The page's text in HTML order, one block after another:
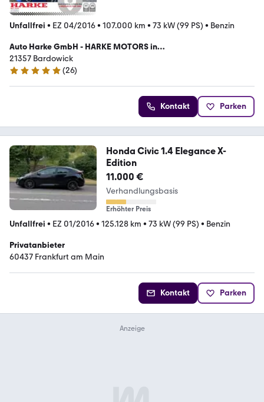
Unfallfrei • EZ 04/2016• 107.000 km • 73 kW (99 PS) • Benzin
Auto Harke GmbH - HARKE MOTORS in
BARDOWICK/LÜNEBURG
21357 Bardowick
5 Sterne
(26)
Kontakt Parken
Honda Civic 1.4 Elegance X-
Edition
11.000 €
Verhandlungsbasis
Erhöhter Preis
Unfallfrei • EZ 01/2016• 125.128 km • 73 kW (99 PS) • Benzin
Privatanbieter
60437 Frankfurt am Main
Kontakt Parken